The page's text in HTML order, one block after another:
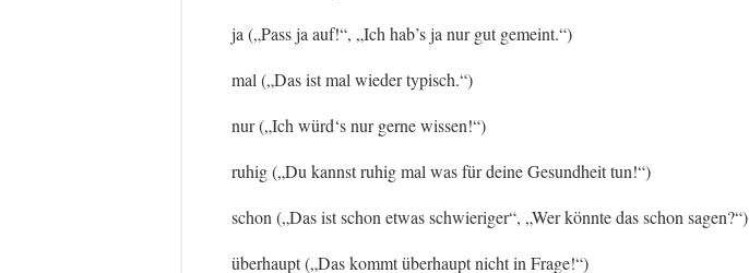
ja („Pass ja auf!“, „Ich hab’s ja nur gut gemeint.“)
mal („Das ist mal wieder typisch.“)
nur („Ich würd‘s nur gerne wissen!“)
ruhig („Du kannst ruhig mal was für deine Gesundheit tun!“)
schon („Das ist schon etwas schwieriger“, „Wer könnte das schon sagen?“)
überhaupt („Das kommt überhaupt nicht in Frage!“)